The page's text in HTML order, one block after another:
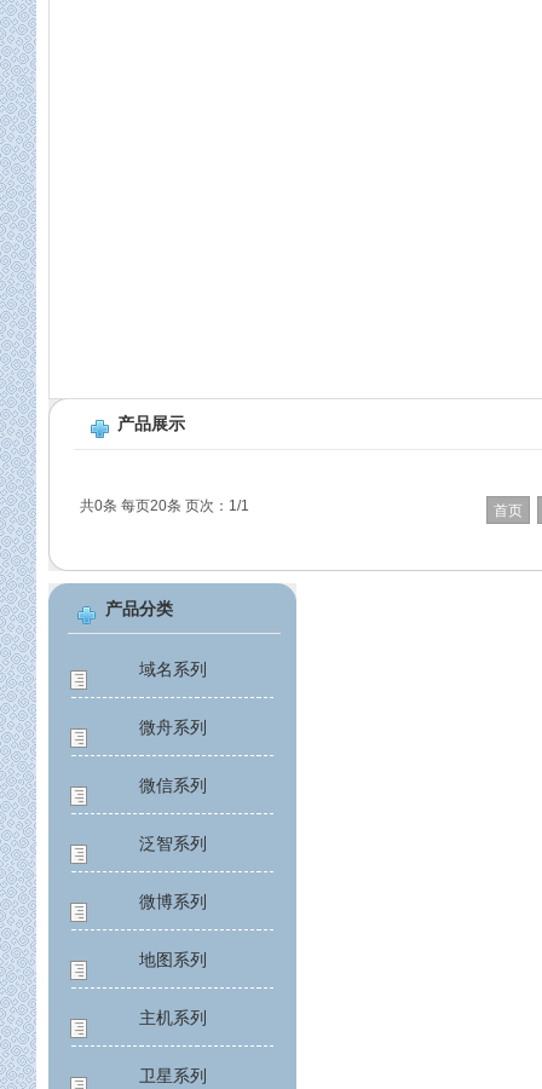
产品展示
共0条 每页20条 页次：1/1 首页
产品分类
域名系列
微舟系列
微信系列
泛智系列
微博系列
地图系列
主机系列
卫星系列